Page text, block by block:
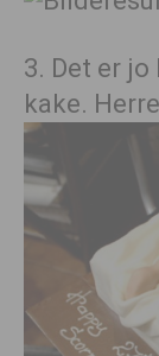
3. Det er
kake.